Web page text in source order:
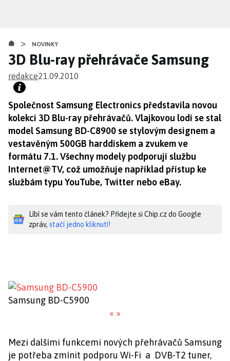
obsahu
> NOVINKY
3D Blu-ray přehrávače Samsung
redakce21.09.2010
Společnost Samsung Electronics představila novou
kolekci 3D Blu-ray přehrávačů. Vlajkovou lodí se stal
model Samsung BD-C8900 se stylovým designem a
vestavěným 500GB harddiskem a zvukem ve
formátu 7.1. Všechny modely podporují službu
Internet@TV, což umožňuje například přístup ke
službám typu YouTube, Twitter nebo eBay.
Líbí se vám tento článek? Přidejte si Chip.cz do Google
zpráv, stačí jedno kliknutí!
Samsung BD-C5900
« »
Mezi dalšími funkcemi nových přehrávačů Samsung
je potřeba zmínit podporu Wi-Fi a DVB-T2 tuner,